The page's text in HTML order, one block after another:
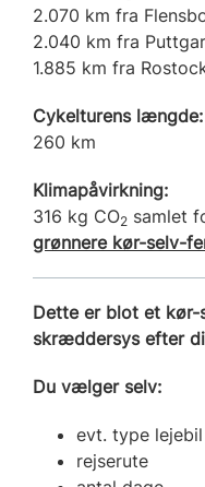
2.070 km fra
2.040 km fra
1.885 km fra
Cykelturens længde:
260 km
Klimapåvirkning:
316 kg CO2 samlet
grønnere kør-selv-
Dette er blot et kør-
skræddersys efter
Du vælger selv:
evt. type lejebil
rejserute